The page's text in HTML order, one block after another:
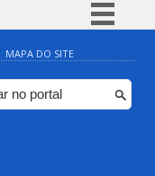
Simplifique!
Comunica BR
Participe
MAPA DO SITE